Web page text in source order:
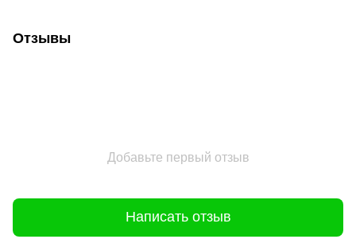
Отзывы
Добавьте первый отзыв
Написать отзыв